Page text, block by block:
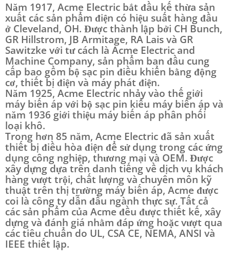
Năm 1917, Acme Electric bắt đầu kế thừa sản
xuất các sản phẩm điện có hiệu suất hàng đầu
ở Cleveland, OH. Được thành lập bởi CH Bunch,
GR Hillstrom, JB Armitage, RA Lais và GR
Sawitzke với tư cách là Acme Electric and
Machine Company, sản phẩm ban đầu cung
cấp bao gồm bộ sạc pin điều khiển bằng động
cơ, thiết bị điện và máy phát điện.
Năm 1925, Acme Electric nhảy vào thế giới
máy biến áp với bộ sạc pin kiểu máy biến áp và
năm 1936 giới thiệu máy biến áp phân phối
loại khô.
Trong hơn 85 năm, Acme Electric đã sản xuất
thiết bị điều hòa điện để sử dụng trong các ứng
dụng công nghiệp, thương mại và OEM. Được
xây dựng dựa trên danh tiếng về dịch vụ khách
hàng vượt trội, chất lượng và chuyên môn kỹ
thuật trên thị trường máy biến áp, Acme được
coi là công ty dẫn đầu ngành thực sự. Tất cả
các sản phẩm của Acme đều được thiết kế, xây
dựng và đánh giá nhằm đáp ứng hoặc vượt qua
các tiêu chuẩn do UL, CSA CE, NEMA, ANSI và
IEEE thiết lập.